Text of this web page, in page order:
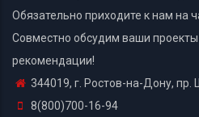
Обязательно приходите к нам на
Совместно обсудим ваши
рекомендации!
344019, г. Ростов-на-Дону, пр.
8(800)700-16-94